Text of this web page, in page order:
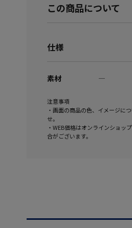
この商品について
仕様
素材 ―
注意事項
・画面の商品の色、イメージに
せ。
・WEB価格はオンラインショッ
合がございます。